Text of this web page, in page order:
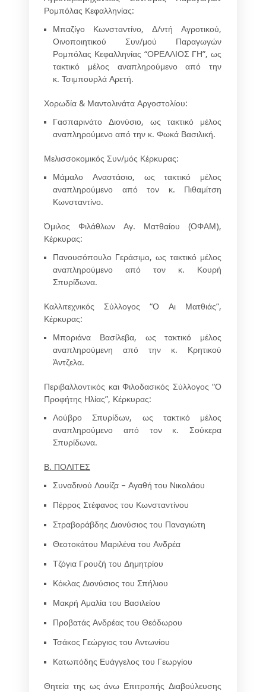
Ρομπόλας Κεφαλληνίας:
Μπαζίγο Κωνσταντίνο, Δ/ντή Αγροτικού,
Οινοποιητικού Συν/μού Παραγωγών
Ρομπόλας Κεφαλληνίας “ΟΡΕΑΛΙΟΣ ΓΗ”, ως
τακτικό μέλος αναπληρούμενο από την
κ. Τσιμπουρλά Αρετή.
Χορωδία & Μαντολινάτα Αργοστολίου:
Γασπαρινάτο Διονύσιο, ως τακτικό μέλος
αναπληρούμενο από την κ. Φωκά Βασιλική.
Μελισσοκομικός Συν/μός Κέρκυρας:
Μάμαλο Αναστάσιο, ως τακτικό μέλος
αναπληρούμενο από τον κ. Πιθαμίτση
Κωνσταντίνο.
Όμιλος Φιλάθλων Αγ. Ματθαίου (ΟΦΑΜ),
Κέρκυρας:
Πανουσόπουλο Γεράσιμο, ως τακτικό μέλος
αναπληρούμενο από τον κ. Κουρή
Σπυρίδωνα.
Καλλιτεχνικός Σύλλογος “Ο Αι Ματθιάς”,
Κέρκυρας:
Μποριάνα Βασίλεβα, ως τακτικό μέλος
αναπληρούμενη από την κ. Κρητικού
Άντζελα.
Περιβαλλοντικός και Φιλοδασικός Σύλλογος “Ο
Προφήτης Ηλίας”, Κέρκυρας:
Λούβρο Σπυρίδων, ως τακτικό μέλος
αναπληρούμενο από τον κ. Σούκερα
Σπυρίδωνα.
Β. ΠΟΛΙΤΕΣ
Συναδινού Λουίζα – Αγαθή του Νικολάου
Πέρρος Στέφανος του Κωνσταντίνου
Στραβοράβδης Διονύσιος του Παναγιώτη
Θεοτοκάτου Μαριλένα του Ανδρέα
Τζόγια Γρουζή του Δημητρίου
Κόκλας Διονύσιος του Σπήλιου
Μακρή Αμαλία του Βασιλείου
Προβατάς Ανδρέας του Θεόδωρου
Τσάκος Γεώργιος του Αντωνίου
Κατωπόδης Ευάγγελος του Γεωργίου
Θητεία της ως άνω Επιτροπής Διαβούλευσης